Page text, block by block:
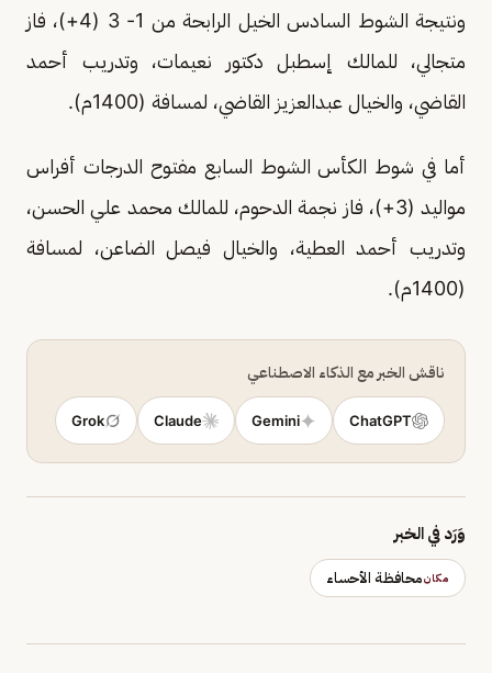
ونتيجة الشوط السادس الخيل الرابحة من 1- 3 (4+)، فاز
متجالي، للمالك إسطبل دكتور نعيمات، وتدريب أحمد
القاضي، والخيال عبدالعزيز القاضي، لمسافة (1400م).
أما في شوط الكأس الشوط السابع مفتوح الدرجات أفراس
مواليد (3+)، فاز نجمة الدحوم، للمالك محمد علي الحسن،
وتدريب أحمد العطية، والخيال فيصل الضاعن، لمسافة
(1400م).
ناقش الخبر مع الذكاء الاصطناعي
ChatGPT
Gemini
Claude
Grok
وَرَد في الخبر
مكانمحافظة الأحساء